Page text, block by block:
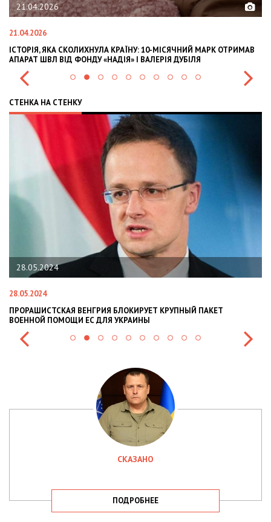
21.04.2026
21.04.2026
ІСТОРІЯ, ЯКА СКОЛИХНУЛА КРАЇНУ: 10-МІСЯЧНИЙ МАРК ОТРИМАВ
АПАРАТ ШВЛ ВІД ФОНДУ «НАДІЯ» І ВАЛЕРІЯ ДУБІЛЯ
СТЕНКА НА СТЕНКУ
28.05.2024
28.05.2024
ПРОРАШИСТСКАЯ ВЕНГРИЯ БЛОКИРУЕТ КРУПНЫЙ ПАКЕТ
ВОЕННОЙ ПОМОЩИ ЕС ДЛЯ УКРАИНЫ
СКАЗАНО
ПОДРОБНЕЕ